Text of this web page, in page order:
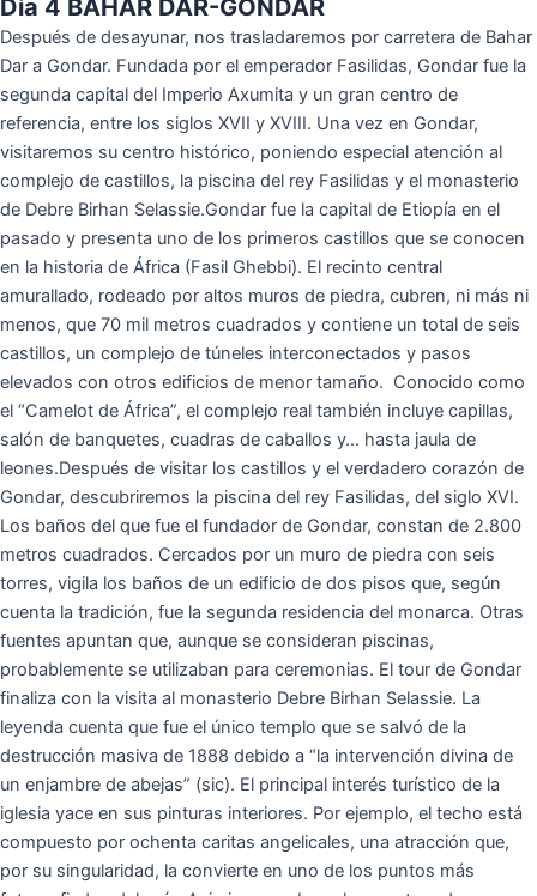
Día 4 BAHAR DAR-GONDAR
Después de desayunar, nos trasladaremos por carretera de Bahar
Dar a Gondar. Fundada por el emperador Fasilidas, Gondar fue la
segunda capital del Imperio Axumita y un gran centro de
referencia, entre los siglos XVII y XVIII. Una vez en Gondar,
visitaremos su centro histórico, poniendo especial atención al
complejo de castillos, la piscina del rey Fasilidas y el monasterio
de Debre Birhan Selassie.Gondar fue la capital de Etiopía en el
pasado y presenta uno de los primeros castillos que se conocen
en la historia de África (Fasil Ghebbi). El recinto central
amurallado, rodeado por altos muros de piedra, cubren, ni más ni
menos, que 70 mil metros cuadrados y contiene un total de seis
castillos, un complejo de túneles interconectados y pasos
elevados con otros edificios de menor tamaño. Conocido como
el “Camelot de África”, el complejo real también incluye capillas,
salón de banquetes, cuadras de caballos y… hasta jaula de
leones.Después de visitar los castillos y el verdadero corazón de
Gondar, descubriremos la piscina del rey Fasilidas, del siglo XVI.
Los baños del que fue el fundador de Gondar, constan de 2.800
metros cuadrados. Cercados por un muro de piedra con seis
torres, vigila los baños de un edificio de dos pisos que, según
cuenta la tradición, fue la segunda residencia del monarca. Otras
fuentes apuntan que, aunque se consideran piscinas,
probablemente se utilizaban para ceremonias. El tour de Gondar
finaliza con la visita al monasterio Debre Birhan Selassie. La
leyenda cuenta que fue el único templo que se salvó de la
destrucción masiva de 1888 debido a “la intervención divina de
un enjambre de abejas” (sic). El principal interés turístico de la
iglesia yace en sus pinturas interiores. Por ejemplo, el techo está
compuesto por ochenta caritas angelicales, una atracción que,
por su singularidad, la convierte en uno de los puntos más